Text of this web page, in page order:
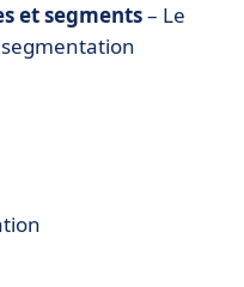
et segments– Le
et de clics.
abonnements
de solutions